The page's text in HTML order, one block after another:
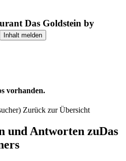
Das Goldstein by
Inhalt melden
vorhanden.
Zurück zur Übersicht
und Antworten zuDas